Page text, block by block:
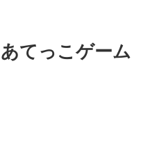
てっこゲー